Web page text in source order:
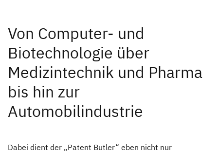
Von Computer- und
Biotechnologie über
Medizintechnik und Pharma
bis hin zur
Automobilindustrie
Dabei dient der „Patent Butler“ eben nicht nur